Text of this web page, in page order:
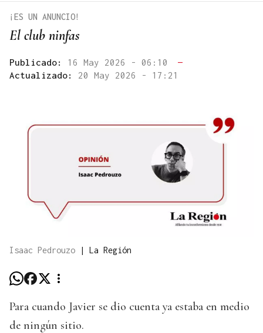
El club ninfas
¡ES UN ANUNCIO!
Publicado: 16 May 2026 - 06:10
—
Actualizado: 20 May 2026 - 17:21
Isaac Pedrouzo | La Región
Para cuando Javier se dio cuenta ya estaba en medio
de ningún sitio.